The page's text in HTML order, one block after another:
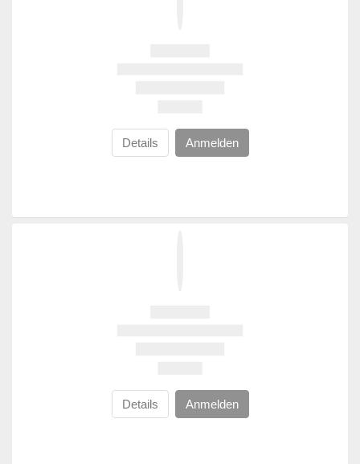
Details Anmelden
Details Anmelden